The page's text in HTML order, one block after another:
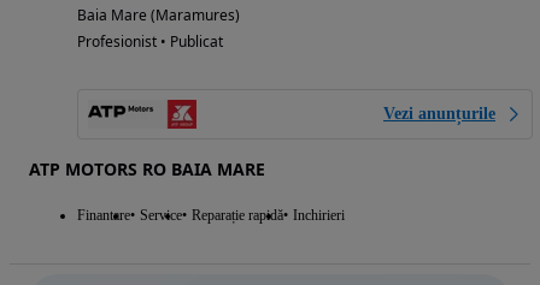
Baia Mare (Maramures)
Profesionist • Publicat
Vezi anunțurile
ATP MOTORS RO BAIA MARE
Finantare Service Reparație rapidă Inchirieri